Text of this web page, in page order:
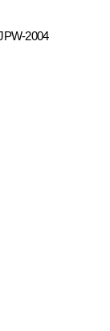
2004